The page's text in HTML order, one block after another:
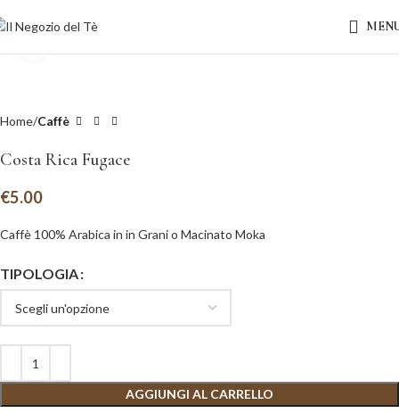
Home Caffè
Costa Rica Fugace
€5.00
Caffè 100% Arabica in in Grani o Macinato Moka
TIPOLOGIA
AGGIUNGI AL CARRELLO